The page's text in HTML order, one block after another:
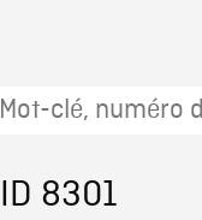
8301